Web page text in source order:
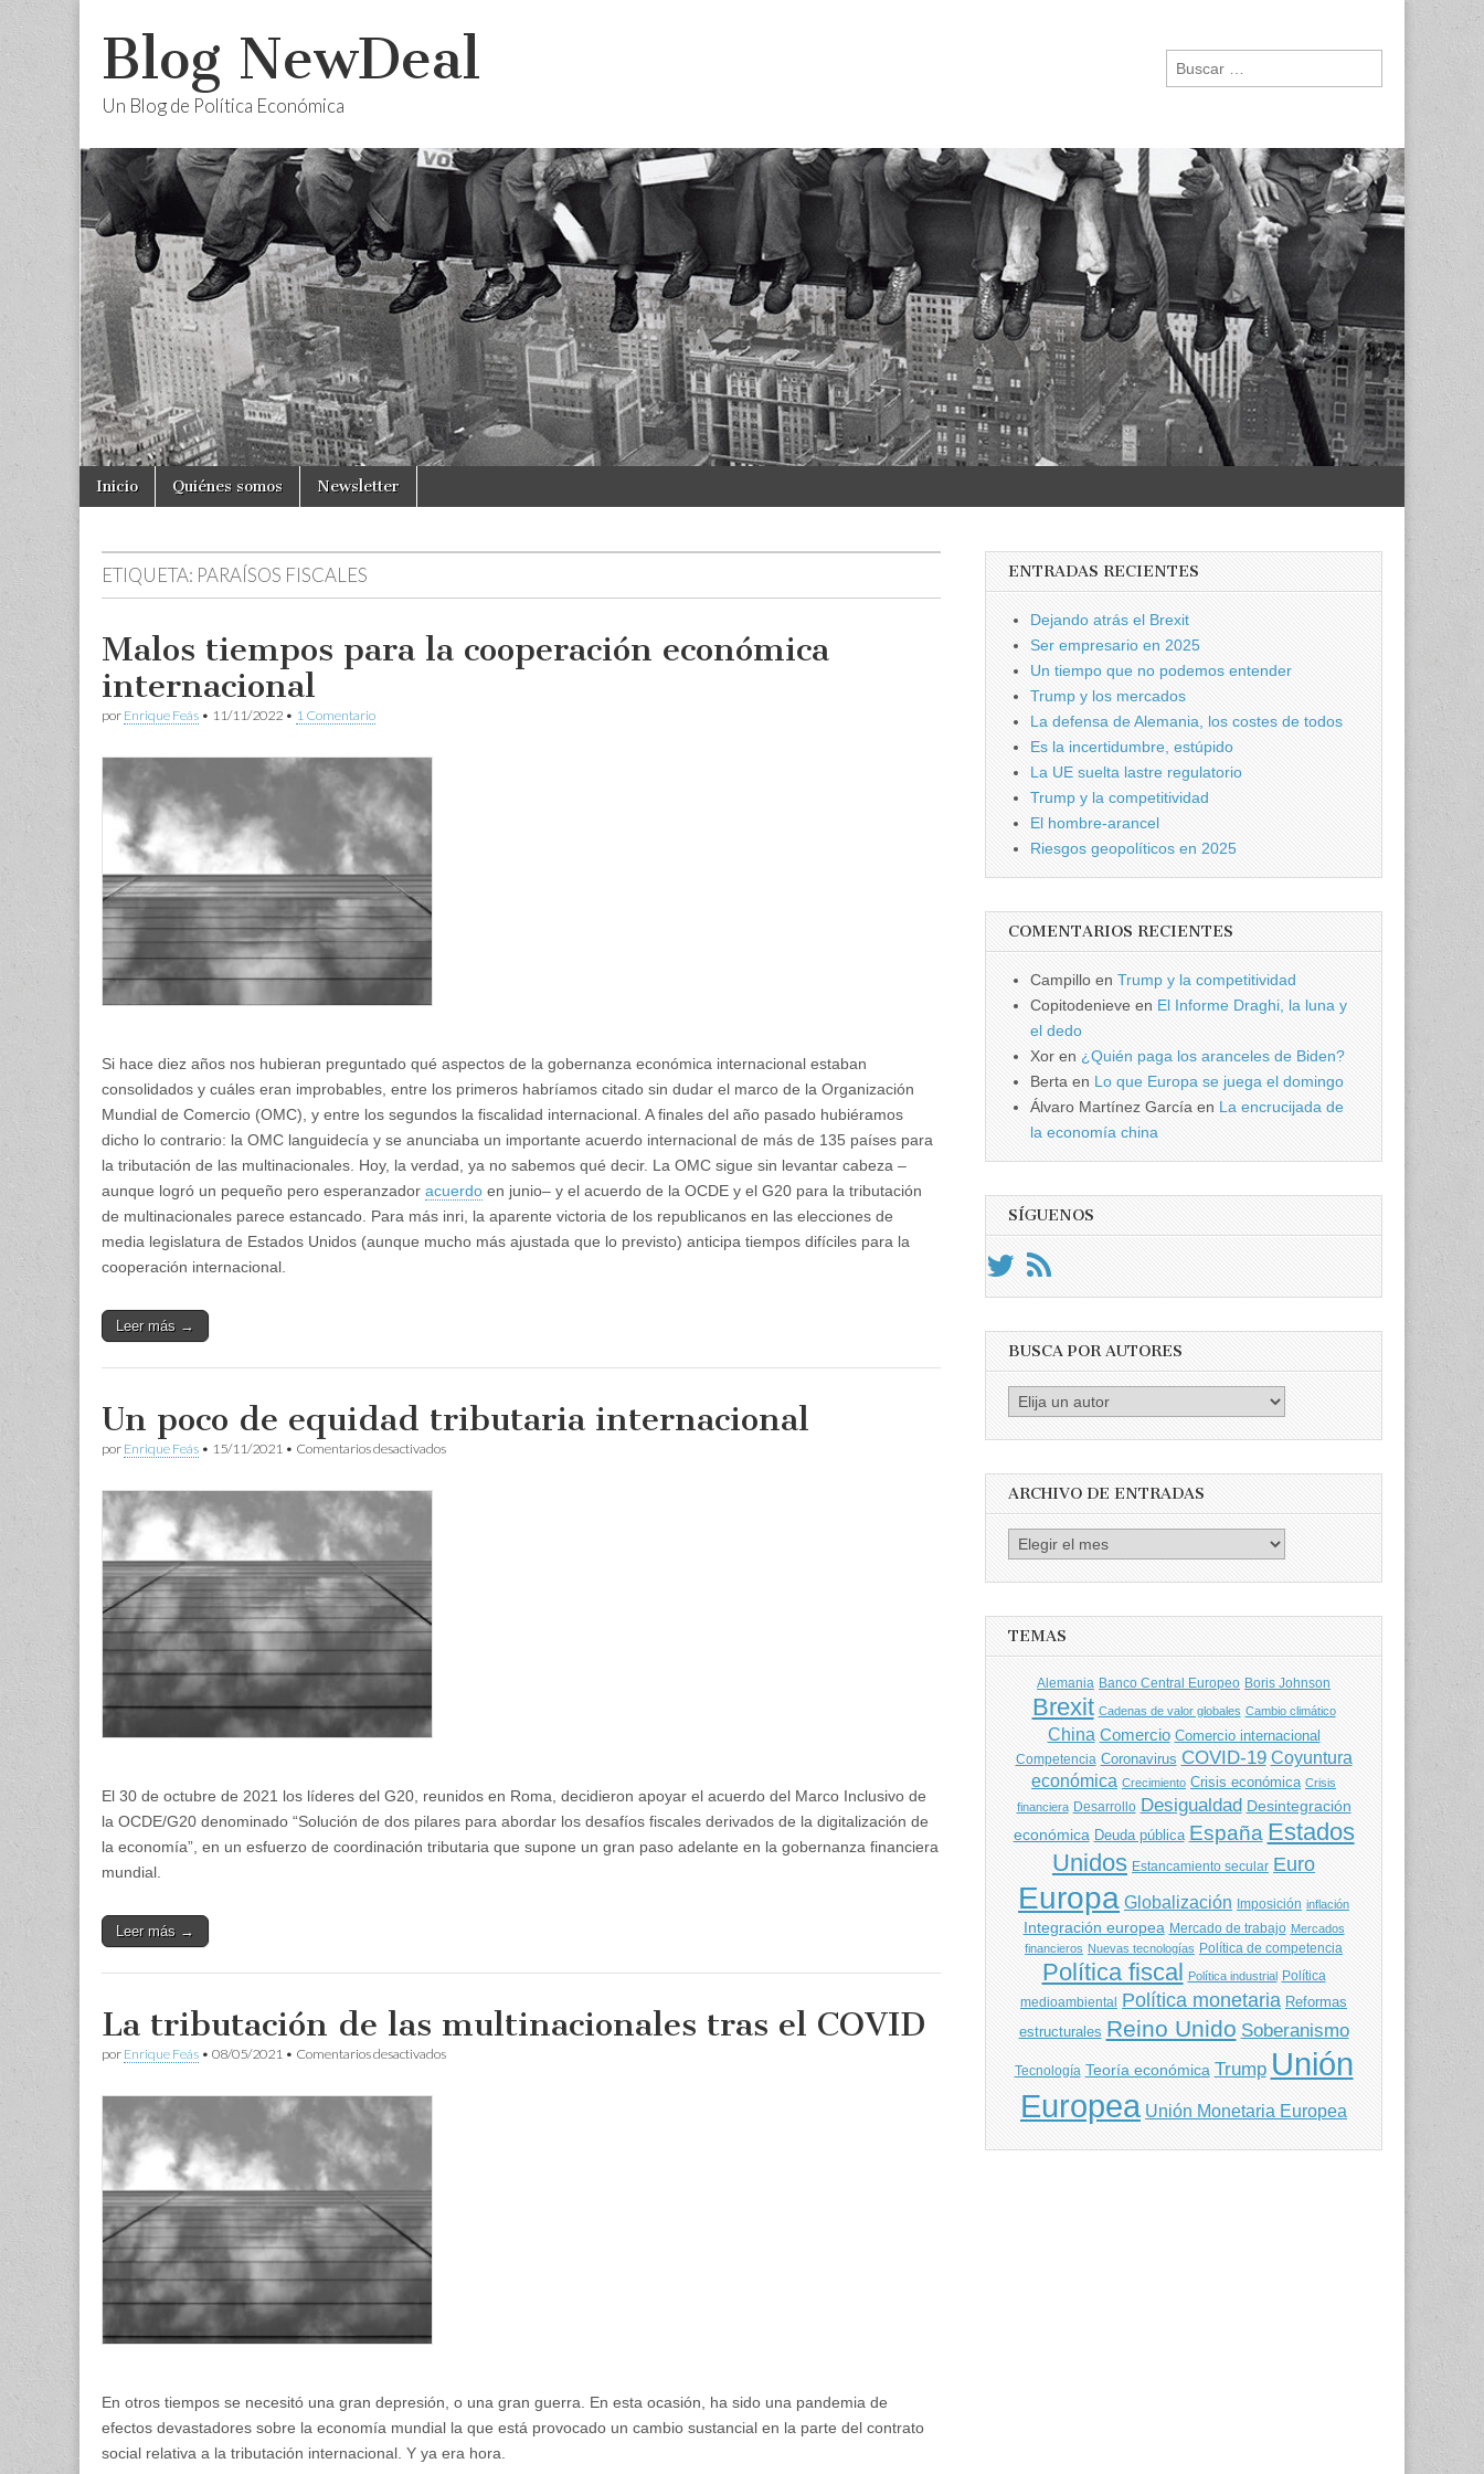
Blog NewDeal
Un Blog de Política Económica
Buscar:
Main
menu
Skip
Inicio Quiénes somos Newsletter
ETIQUETA: PARAÍSOS FISCALES
Malos tiempos para la cooperación económica
internacional
por Enrique Feás • 11/11/2022 • 1 Comentario
Si hace diez años nos hubieran preguntado qué aspectos de la gobernanza económica internacional estaban
consolidados y cuáles eran improbables, entre los primeros habríamos citado sin dudar el marco de la Organización
Mundial de Comercio (OMC), y entre los segundos la fiscalidad internacional. A finales del año pasado hubiéramos
dicho lo contrario: la OMC languidecía y se anunciaba un importante acuerdo internacional de más de 135 países para
la tributación de las multinacionales. Hoy, la verdad, ya no sabemos qué decir. La OMC sigue sin levantar cabeza –
aunque logró un pequeño pero esperanzador acuerdo en junio– y el acuerdo de la OCDE y el G20 para la tributación
de multinacionales parece estancado. Para más inri, la aparente victoria de los republicanos en las elecciones de
media legislatura de Estados Unidos (aunque mucho más ajustada que lo previsto) anticipa tiempos difíciles para la
cooperación internacional.
Leer más →
Un poco de equidad tributaria internacional
por Enrique Feás • 15/11/2021 • Comentarios desactivadosen
El 30 de octubre de 2021 los líderes del G20, reunidos en Roma, decidieron apoyar el acuerdo del Marco Inclusivo de
la OCDE/G20 denominado “Solución de dos pilares para abordar los desafíos fiscales derivados de la digitalización de
la economía”, en un esfuerzo de coordinación tributaria que supone un gran paso adelante en la gobernanza financiera
mundial.
Leer más →
La tributación de las multinacionales tras el COVID
por Enrique Feás • 08/05/2021 • Comentarios desactivadosen
En otros tiempos se necesitó una gran depresión, o una gran guerra. En esta ocasión, ha sido una pandemia de
efectos devastadores sobre la economía mundial la que está provocado un cambio sustancial en la parte del contrato
social relativa a la tributación internacional. Y ya era hora.
ENTRADAS RECIENTES
Dejando atrás el Brexit
Ser empresario en 2025
Un tiempo que no podemos entender
Trump y los mercados
La defensa de Alemania, los costes de todos
Es la incertidumbre, estúpido
La UE suelta lastre regulatorio
Trump y la competitividad
El hombre-arancel
Riesgos geopolíticos en 2025
COMENTARIOS RECIENTES
Campillo enTrump y la competitividad
Copitodenieve en El Informe Draghi, la luna y
el dedo
Xor en ¿Quién paga los aranceles de Biden?
Berta en Lo que Europa se juega el domingo
Álvaro Martínez García en La encrucijada de
la economía china
SÍGUENOS
BUSCA POR AUTORES
Busca
por
ARCHIVO DE ENTRADAS
Archivo
TEMAS
Alemania Banco Central Europeo Boris Johnson
Brexit Cadenas de valor globales Cambio climático
China Comercio Comercio internacional
Competencia Coronavirus COVID-19 Coyuntura
económica Crecimiento Crisis económica Crisis
financiera Desarrollo Desigualdad Desintegración
económica Deuda pública España Estados
Unidos Estancamiento secular Euro
Europa Globalización Imposición inflación
Integración europea Mercado de trabajo Mercados
financieros Nuevas tecnologías Política de competencia
Política fiscal Política industrial Política
medioambiental Política monetaria Reformas
estructurales Reino Unido Soberanismo
Tecnología Teoría económica Trump Unión
Europea Unión Monetaria Europea